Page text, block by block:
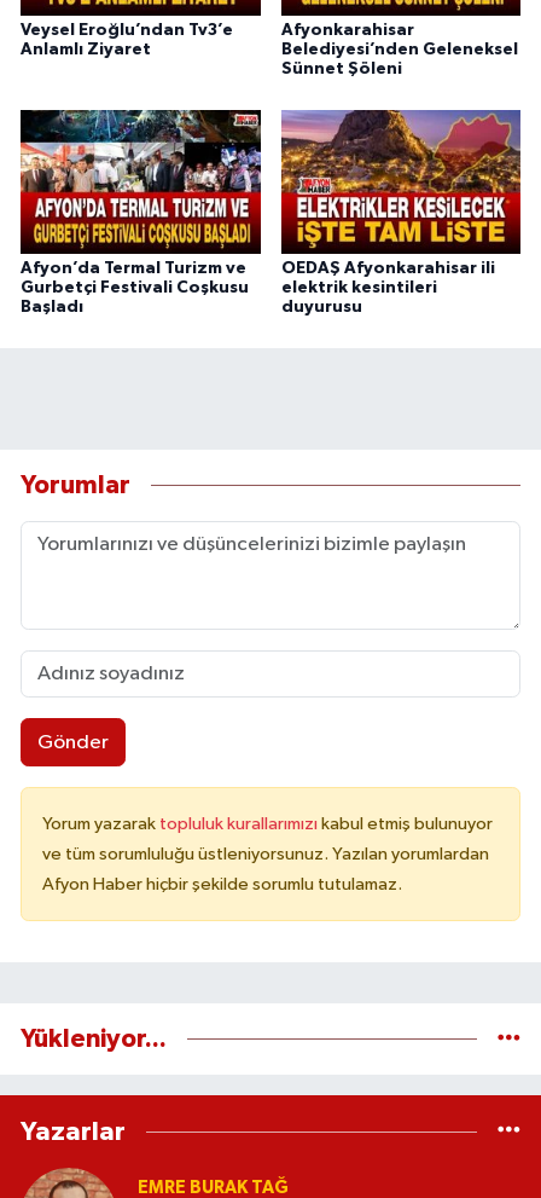
Veysel Eroğlu’ndan Tv3’e
Anlamlı Ziyaret
Afyonkarahisar
Belediyesi’nden Geleneksel
Sünnet Şöleni
Afyon’da Termal Turizm ve
Gurbetçi Festivali Coşkusu
Başladı
OEDAŞ Afyonkarahisar ili
elektrik kesintileri
duyurusu
Yorumlar
Gönder
Yorum yazarak topluluk kurallarımızı kabul etmiş bulunuyor
ve tüm sorumluluğu üstleniyorsunuz. Yazılan yorumlardan
Afyon Haber hiçbir şekilde sorumlu tutulamaz.
Yükleniyor...
Yazarlar
EMRE BURAK TAĞ